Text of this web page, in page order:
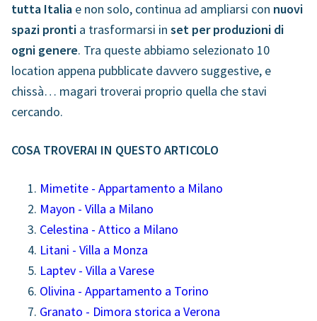
tutta Italia e non solo, continua ad ampliarsi con nuovi
spazi pronti a trasformarsi in set per produzioni di
ogni genere. Tra queste abbiamo selezionato 10
location appena pubblicate davvero suggestive, e
chissà… magari troverai proprio quella che stavi
cercando.
COSA TROVERAI IN QUESTO ARTICOLO
Mimetite - Appartamento a Milano
Mayon - Villa a Milano
Celestina - Attico a Milano
Litani - Villa a Monza
Laptev - Villa a Varese
Olivina - Appartamento a Torino
Granato - Dimora storica a Verona